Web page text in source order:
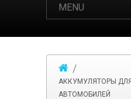
MENU
АККУМУЛЯТОРЫ
АВТОМОБИЛЕЙ